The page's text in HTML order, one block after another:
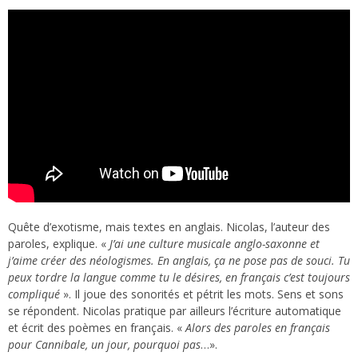
Quête d’exotisme, mais textes en anglais. Nicolas, l’auteur des
paroles, explique. « J’ai une culture musicale anglo-saxonne et
j’aime créer des néologismes. En anglais, ça ne pose pas de souci. Tu
peux tordre la langue comme tu le désires, en français c’est toujours
compliqué ». Il joue des sonorités et pétrit les mots. Sens et sons
se répondent. Nicolas pratique par ailleurs l’écriture automatique
et écrit des poèmes en français. «Alors des paroles en français
pour Cannibale, un jour, pourquoi pas…».